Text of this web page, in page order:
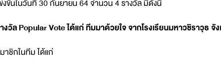
งขันในวันที่ 30 กันยายน 64 จำนวน 4 รางวัล มีดังนี้
งวัลPopular Vote ได้แก่ ทีมมาด้วยใจ จากโรงเรียนมหาวชิราวุธ จั
าชิกในทีม ได้แก่